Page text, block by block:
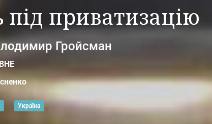
приватизацію
Гройсман
Україна